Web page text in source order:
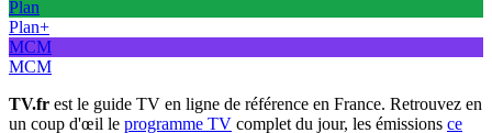
Plan
Plan+
MCM
MCM
TV.fr est le guide TV en ligne de référence en France. Retrouvez en
un coup d'œil le programme TV complet du jour, les émissions ce